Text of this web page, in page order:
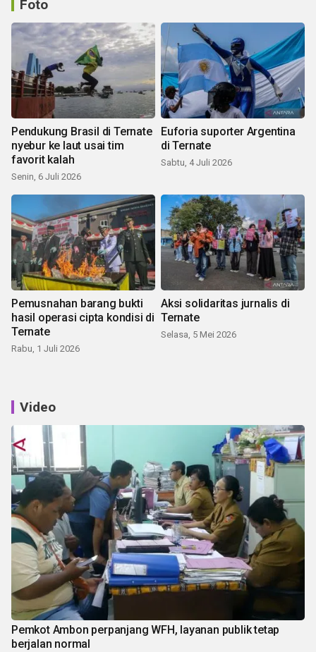
Foto
Pendukung Brasil di Ternate
nyebur ke laut usai tim
favorit kalah
Senin, 6 Juli 2026
Euforia suporter Argentina
di Ternate
Sabtu, 4 Juli 2026
Pemusnahan barang bukti
hasil operasi cipta kondisi di
Ternate
Rabu, 1 Juli 2026
Aksi solidaritas jurnalis di
Ternate
Selasa, 5 Mei 2026
Video
Pemkot Ambon perpanjang WFH, layanan publik tetap
berjalan normal